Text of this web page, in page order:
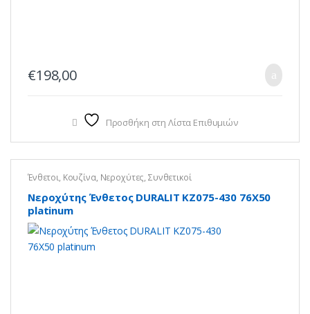
€198,00
Προσθήκη στη Λίστα Επιθυμιών
Ένθετοι, Κουζίνα, Νεροχύτες, Συνθετικοί
Νεροχύτης Ένθετος DURALIT KZ075-430 76X50
platinum